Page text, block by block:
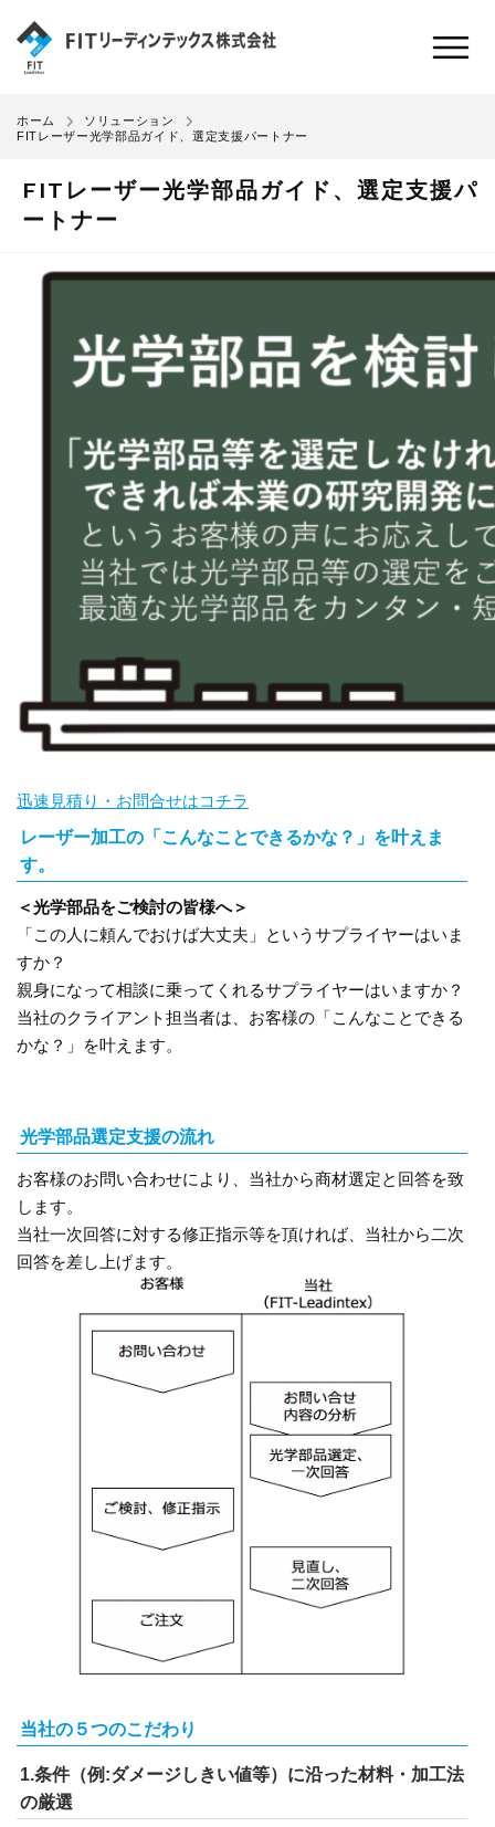
ホーム
ソリューション
FITレーザー光学部品ガイド、選定支援パートナー
FITレーザー光学部品ガイド、選定支援パ
ートナー
迅速見積り・お問合せはコチラ
レーザー加工の「こんなことできるかな？」を叶えま
す。
＜光学部品をご検討の皆様へ＞
「この人に頼んでおけば大丈夫」というサプライヤーはいま
すか？
親身になって相談に乗ってくれるサプライヤーはいますか？
当社のクライアント担当者は、お客様の「こんなことできる
かな？」を叶えます。
光学部品選定支援の流れ
お客様のお問い合わせにより、当社から商材選定と回答を致
します。
当社一次回答に対する修正指示等を頂ければ、当社から二次
回答を差し上げます。
当社の５つのこだわり
1.条件（例:ダメージしきい値等）に沿った材料・加工法
の厳選